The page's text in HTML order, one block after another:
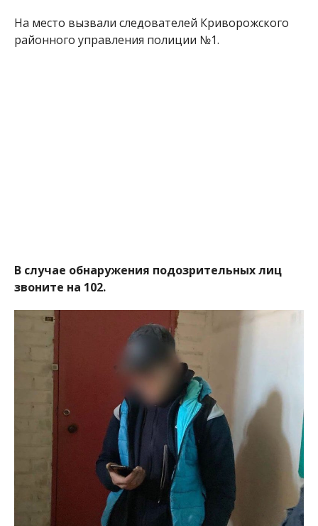
На место вызвали следователей Криворожского
районного управления полиции №1.
В случае обнаружения подозрительных лиц
звоните на 102.